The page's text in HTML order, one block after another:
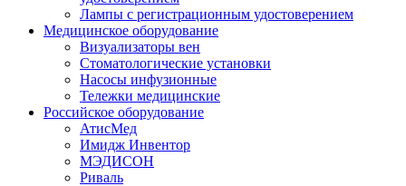
Лампы с регистрационным удостоверением
Медицинское оборудование
Визуализаторы вен
Стоматологические установки
Насосы инфузионные
Тележки медицинские
Российское оборудование
АтисМед
Имидж Инвентор
МЭДИСОН
Риваль